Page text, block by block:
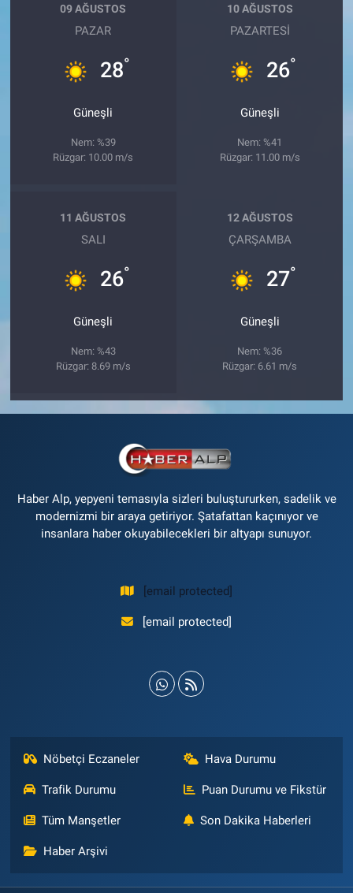
09 AĞUSTOS
PAZAR
28°
Güneşli
Nem: %39
Rüzgar: 10.00 m/s
10 AĞUSTOS
PAZARTESI
26°
Güneşli
Nem: %41
Rüzgar: 11.00 m/s
11 AĞUSTOS
SALI
26°
Güneşli
Nem: %43
Rüzgar: 8.69 m/s
12 AĞUSTOS
ÇARŞAMBA
27°
Güneşli
Nem: %36
Rüzgar: 6.61 m/s
Haber Alp, yepyeni temasıyla sizleri buluştururken, sadelik ve
modernizmi bir araya getiriyor. Şatafattan kaçınıyor ve
insanlara haber okuyabilecekleri bir altyapı sunuyor.
[email protected]
[email protected]
Nöbetçi Eczaneler Hava Durumu
Trafik Durumu Puan Durumu ve Fikstür
Tüm Manşetler Son Dakika Haberleri
Haber Arşivi